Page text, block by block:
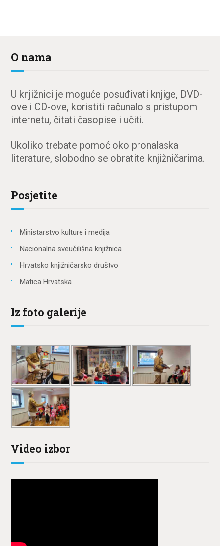
O nama
U knjižnici je moguće posuđivati knjige, DVD-
ove i CD-ove, koristiti računalo s pristupom
internetu, čitati časopise i učiti.
Ukoliko trebate pomoć oko pronalaska
literature, slobodno se obratite knjižničarima.
Posjetite
Ministarstvo kulture i medija
Nacionalna sveučilišna knjižnica
Hrvatsko knjižničarsko društvo
Matica Hrvatska
Iz foto galerije
Video izbor